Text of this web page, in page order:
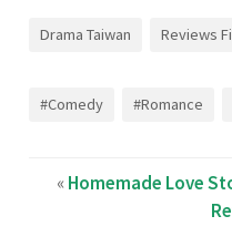
Drama Taiwan Reviews
#Comedy #Romance
«Homemade Love